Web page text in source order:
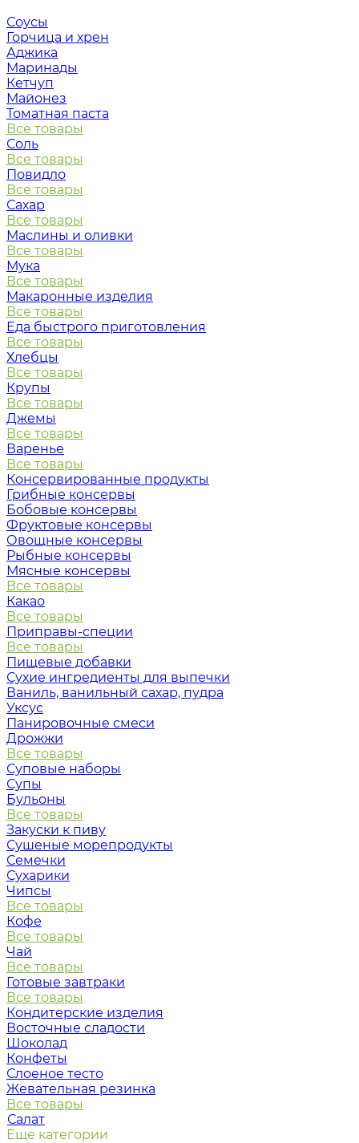
Соусы
Горчица и хрен
Аджика
Маринады
Кетчуп
Майонез
Томатная паста
Все товары
Соль
Все товары
Повидло
Все товары
Сахар
Все товары
Маслины и оливки
Все товары
Мука
Все товары
Макаронные изделия
Все товары
Еда быстрого приготовления
Все товары
Хлебцы
Все товары
Крупы
Все товары
Джемы
Все товары
Варенье
Все товары
Консервированные продукты
Грибные консервы
Бобовые консервы
Фруктовые консервы
Овощные консервы
Рыбные консервы
Мясные консервы
Все товары
Какао
Все товары
Приправы-специи
Все товары
Пищевые добавки
Сухие ингредиенты для выпечки
Ваниль, ванильный сахар, пудра
Уксус
Панировочные смеси
Дрожжи
Все товары
Суповые наборы
Супы
Бульоны
Все товары
Закуски к пиву
Сушеные морепродукты
Семечки
Сухарики
Чипсы
Все товары
Кофе
Все товары
Чай
Все товары
Готовые завтраки
Все товары
Кондитерские изделия
Восточные сладости
Шоколад
Конфеты
Слоеное тесто
Жевательная резинка
Все товары
Салат
Еще категории